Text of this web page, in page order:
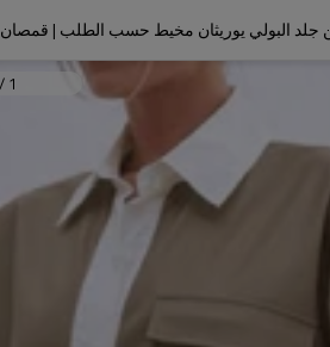
جلد البولي يوريثان مخيط حسب الطلب |
1
/